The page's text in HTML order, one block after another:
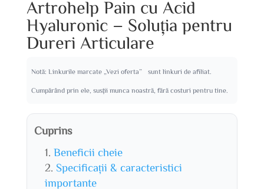
Artrohelp Pain cu Acid
Hyaluronic – Soluția pentru
Dureri Articulare
Notă: Linkurile marcate „Vezi oferta” sunt linkuri de afiliat.
Cumpărând prin ele, susții munca noastră, fără costuri pentru tine.
Cuprins
Beneficii cheie
Specificații & caracteristici
importante